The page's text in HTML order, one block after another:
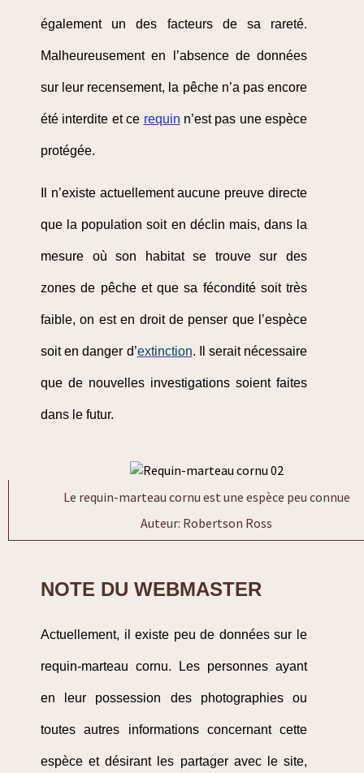
également un des facteurs de sa rareté.
Malheureusement en l’absence de données
sur leur recensement, la pêche n’a pas encore
été interdite et ce requin n’est pas une espèce
protégée.
Il n’existe actuellement aucune preuve directe
que la population soit en déclin mais, dans la
mesure où son habitat se trouve sur des
zones de pêche et que sa fécondité soit très
faible, on est en droit de penser que l’espèce
soit en danger d’extinction. Il serait nécessaire
que de nouvelles investigations soient faites
dans le futur.
Le requin-marteau cornu est une espèce peu connue
Auteur: Robertson Ross
NOTE DU WEBMASTER
Actuellement, il existe peu de données sur le
requin-marteau cornu. Les personnes ayant
en leur possession des photographies ou
toutes autres informations concernant cette
espèce et désirant les partager avec le site,